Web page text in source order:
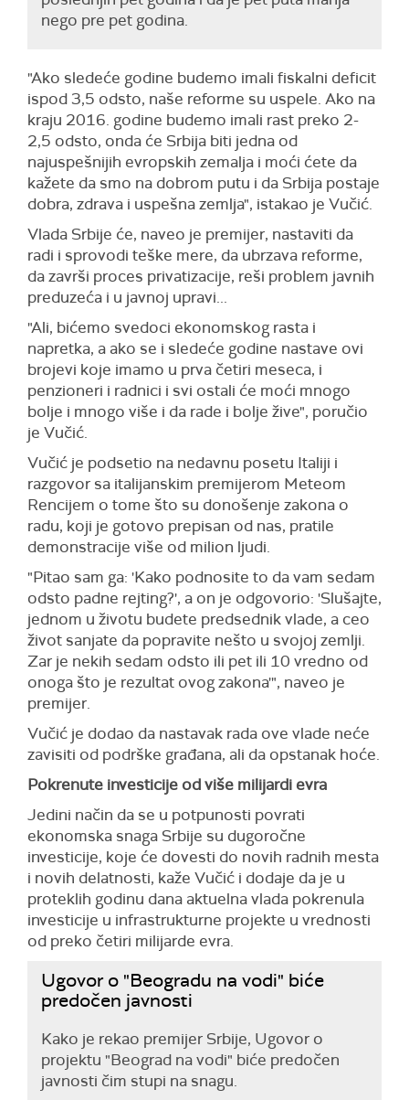
nego pre pet godina.
"Ako sledeće godine budemo imali fiskalni deficit
ispod 3,5 odsto, naše reforme su uspele. Ako na
kraju 2016. godine budemo imali rast preko 2-
2,5 odsto, onda će Srbija biti jedna od
najuspešnijih evropskih zemalja i moći ćete da
kažete da smo na dobrom putu i da Srbija postaje
dobra, zdrava i uspešna zemlja", istakao je Vučić.
Vlada Srbije će, naveo je premijer, nastaviti da
radi i sprovodi teške mere, da ubrzava reforme,
da završi proces privatizacije, reši problem javnih
preduzeća i u javnoj upravi...
"Ali, bićemo svedoci ekonomskog rasta i
napretka, a ako se i sledeće godine nastave ovi
brojevi koje imamo u prva četiri meseca, i
penzioneri i radnici i svi ostali će moći mnogo
bolje i mnogo više i da rade i bolje žive", poručio
je Vučić.
Vučić je podsetio na nedavnu posetu Italiji i
razgovor sa italijanskim premijerom Meteom
Rencijem o tome što su donošenje zakona o
radu, koji je gotovo prepisan od nas, pratile
demonstracije više od milion ljudi.
"Pitao sam ga: 'Kako podnosite to da vam sedam
odsto padne rejting?', a on je odgovorio: 'Slušajte,
jednom u životu budete predsednik vlade, a ceo
život sanjate da popravite nešto u svojoj zemlji.
Zar je nekih sedam odsto ili pet ili 10 vredno od
onoga što je rezultat ovog zakona'", naveo je
premijer.
Vučić je dodao da nastavak rada ove vlade neće
zavisiti od podrške građana, ali da opstanak hoće.
Pokrenute investicije od više milijardi evra
Jedini način da se u potpunosti povrati
ekonomska snaga Srbije su dugoročne
investicije, koje će dovesti do novih radnih mesta
i novih delatnosti, kaže Vučić i dodaje da je u
proteklih godinu dana aktuelna vlada pokrenula
investicije u infrastrukturne projekte u vrednosti
od preko četiri milijarde evra.
Ugovor o "Beogradu na vodi" biće
predočen javnosti
Kako je rekao premijer Srbije, Ugovor o
projektu "Beograd na vodi" biće predočen
javnosti čim stupi na snagu.